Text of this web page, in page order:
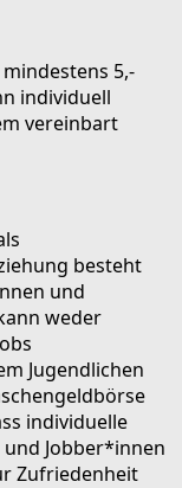
5,-
individuell
vereinbart
besteht
und
weder
Jugendlichen
individuelle
Jobber*innen
Zufriedenheit